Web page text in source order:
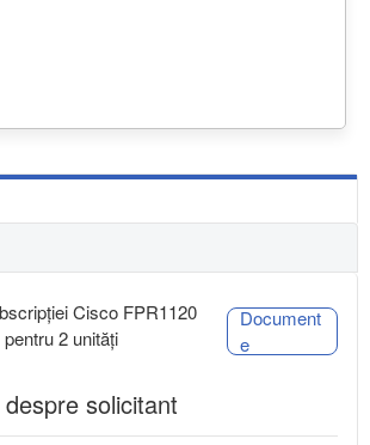
Cisco FPR1120
2 unități
Document
e
solicitant